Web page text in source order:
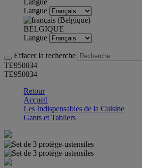
Langue
Langue
BELGIQUE
Langue
Effacer la recherche
TE950034
TE950034
Retour
Accueil
Les Indispensables de la Cuisine
Gants et Tabliers